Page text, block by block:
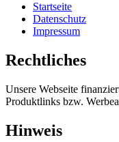
Startseite
Datenschutz
Impressum
Rechtliches
Unsere Webseite
Produktlinks bzw.
Hinweis